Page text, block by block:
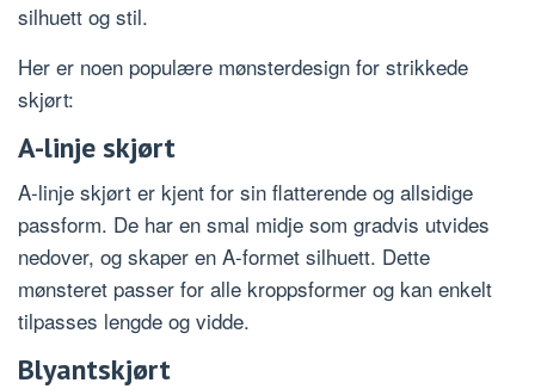
silhuett og stil.
Her er noen populære mønsterdesign for strikkede
skjørt:
A-linje skjørt
A-linje skjørt er kjent for sin flatterende og allsidige
passform. De har en smal midje som gradvis utvides
nedover, og skaper en A-formet silhuett. Dette
mønsteret passer for alle kroppsformer og kan enkelt
tilpasses lengde og vidde.
Blyantskjørt